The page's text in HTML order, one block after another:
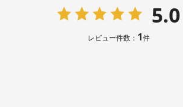
5.0
レビュー件数： 1件